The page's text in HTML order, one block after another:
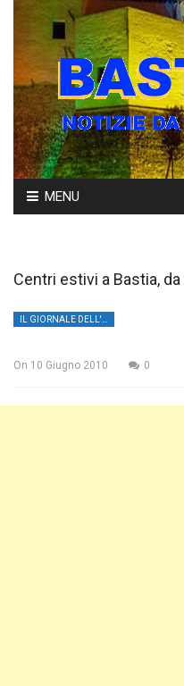
Skip
to
MENU
Centri estivi a Bastia,
On 10 Giugno 2010 0